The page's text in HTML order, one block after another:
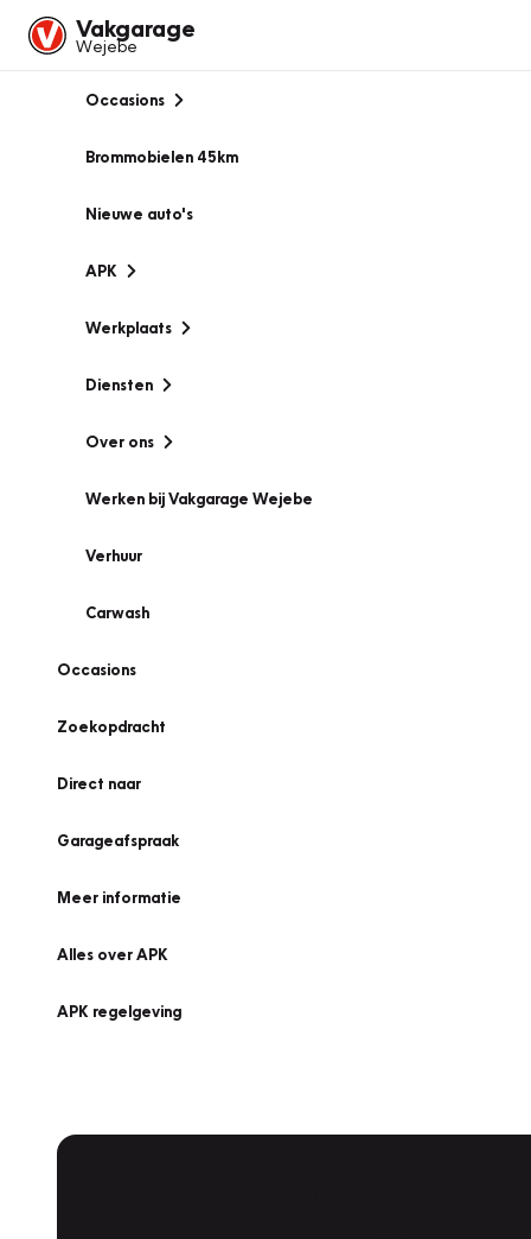
Vakgarage
Wejebe
Occasions
Brommobielen 45km
Nieuwe auto's
APK
Werkplaats
Diensten
Over ons
Werken bij Vakgarage Wejebe
Verhuur
Carwash
Occasions
Zoekopdracht
Direct naar
Garageafspraak
Meer informatie
Alles over APK
APK regelgeving